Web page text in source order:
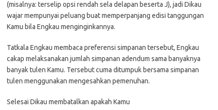
(misalnya: terselip opsi rendah sela delapan beserta J), jadi Dikau
wajar mempunyai peluang buat memperpanjang edisi tanggungan
Kamu bila Engkau menginginkannya.
Tatkala Engkau membaca preferensi simpanan tersebut, Engkau
cakap melaksanakan jumlah simpanan adendum sama banyaknya
banyak tulen Kamu. Tersebut cuma ditumpuk bersama simpanan
tulen menggunakan mengesahkan pemenuhan.
Selesai Dikau membatalkan apakah Kamu